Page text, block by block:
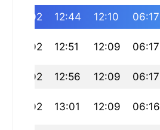
06:17
12:10
12:44
18:02
06:17
12:09
12:51
18:02
06:17
12:09
12:56
18:02
06:16
12:09
13:01
18:02